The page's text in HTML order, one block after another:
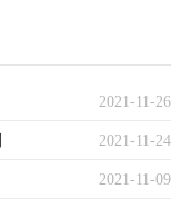
2021-11-26
2021-11-24
2021-11-09